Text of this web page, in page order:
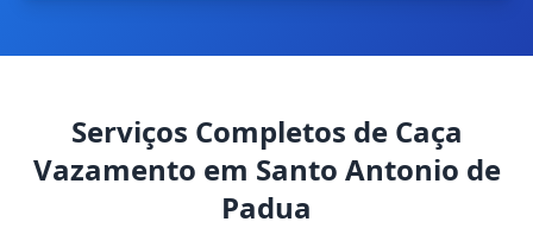
Serviços Completos de Caça
Vazamento em Santo Antonio de
Padua